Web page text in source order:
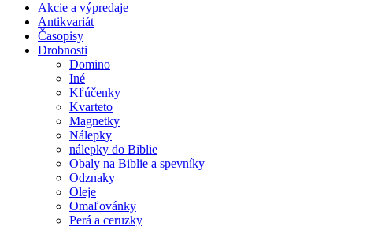
Akcie a výpredaje
Antikvariát
Časopisy
Drobnosti
Domino
Iné
Kľúčenky
Kvarteto
Magnetky
Nálepky
nálepky do Biblie
Obaly na Biblie a spevníky
Odznaky
Oleje
Omaľovánky
Perá a ceruzky